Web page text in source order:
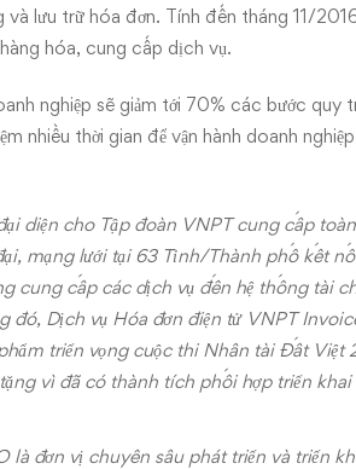
lưu trữ hóa đơn. Tính đến tháng 11/
hóa, cung cấp dịch vụ.
nghiệp sẽ giảm tới 70% các bước quy
nhiều thời gian để vận hành doanh
diện cho Tập đoàn VNPT cung cấp
mạng lưới tại 63 Tỉnh/Thành phố kết
cung cấp các dịch vụ đến hệ thống tài
đó, Dịch vụ Hóa đơn điện tử VNPT
triển vọng cuộc thi Nhân tài Đất Việt
vì đã có thành tích phối hợp triển
là đơn vị chuyên sâu phát triển và triển